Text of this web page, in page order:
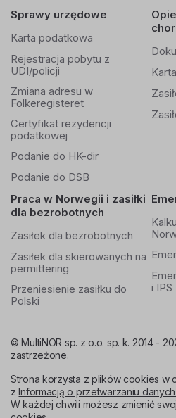
Sprawy urzędowe
Karta podatkowa
Rejestracja pobytu z
UDI/policji
Zmiana adresu w
Folkeregisteret
Certyfikat rezydencji
podatkowej
Podanie do HK-dir
Podanie do DSB
Praca w Norwegii i zasiłki
dla bezrobotnych
Zasiłek dla bezrobotnych
Zasiłek dla skierowanych na
permittering
Przeniesienie zasiłku do
Polski
i IPS
© MultiNOR sp. z o.o. sp. k. 2014 -
zastrzeżone.
Strona korzysta z plików cookies w
zInformacją o przetwarzaniu
W każdej chwili możesz zmienić